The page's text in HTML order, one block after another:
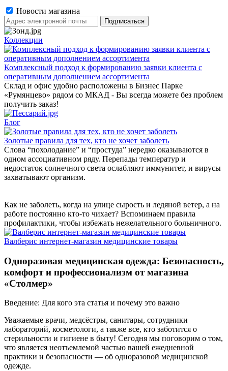
Новости магазина
Коллекции
Комплексный подход к формированию заявки клиента с
оперативным дополнением ассортимента
Склад и офис удобно расположены в Бизнес Парке
«Румянцево» рядом со МКАД - Вы всегда можете без проблем
получить заказ!
Блог
Золотые правила для тех, кто не хочет заболеть
Слова “похолодание” и “простуда” нередко оказываются в
одном ассоциативном ряду. Перепады температур и
недостаток солнечного света ослабляют иммунитет, и вирусы
захватывают организм.
Как не заболеть, когда на улице сырость и ледяной ветер, а на
работе постоянно кто-то чихает? Вспоминаем правила
профилактики, чтобы избежать нежелательного больничного.
Валберис интернет-магазин медицинские товары
Одноразовая медицинская одежда: Безопасность,
комфорт и профессионализм от магазина
«Столмер»
Введение: Для кого эта статья и почему это важно
Уважаемые врачи, медсёстры, санитары, сотрудники
лабораторий, косметологи, а также все, кто заботится о
стерильности и гигиене в быту! Сегодня мы поговорим о том,
что является неотъемлемой частью вашей ежедневной
практики и безопасности — об одноразовой медицинской
одежде.